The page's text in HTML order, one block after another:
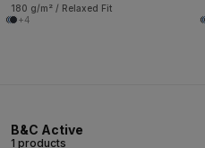
180 g/m² / Relaxed Fit
+4
B&C Active
1 products